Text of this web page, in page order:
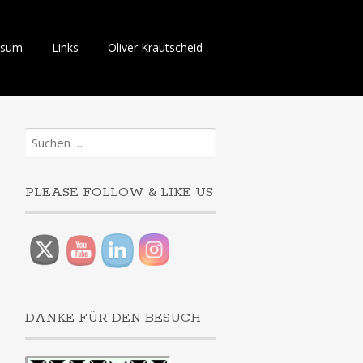
Links Oliver Krautscheid
Suchen
nach:
PLEASE FOLLOW & LIKE US
DANKE FÜR DEN BESUCH